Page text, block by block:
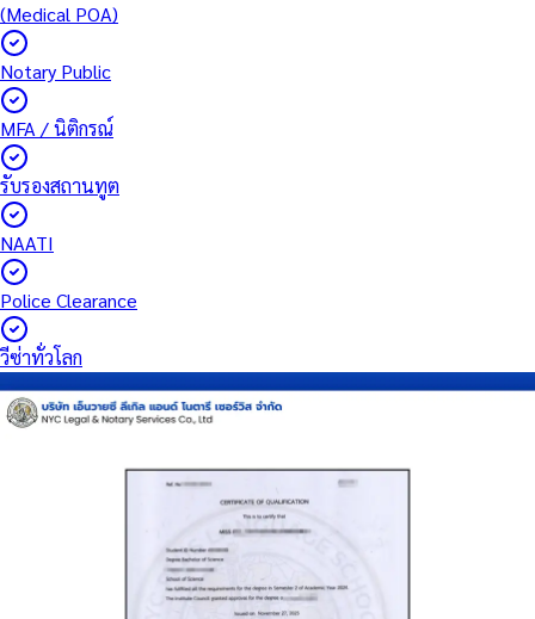
(Medical POA)
Notary Public
MFA / นิติกรณ์
รับรองสถานทูต
NAATI
Police Clearance
วีซ่าทั่วโลก